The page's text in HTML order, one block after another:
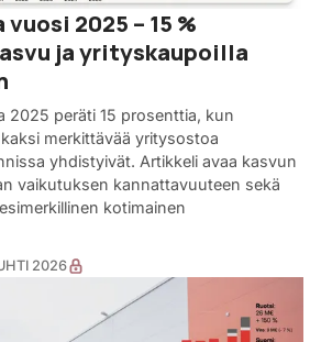
2025 – 15 %
ja yrityskaupoilla
2025 peräti 15 prosenttia, kun
merkittävää yritysostoa
yhdistyivät. Artikkeli avaa kasvun
vaikutuksen kannattavuuteen sekä
kotimainen
2026